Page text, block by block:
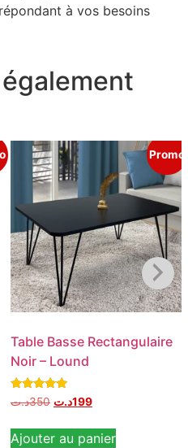
à vos besoins
Promo
Table Basse Rectangulaire
Noir – Lound
Note
5.00
350د.ت 199د.ت
Ajouter au panier